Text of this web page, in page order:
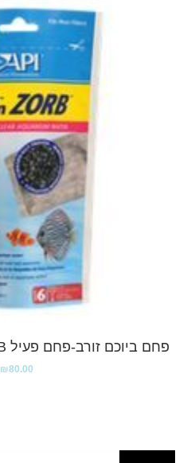
פחם ביוכם זורב-פחם פעיל API BIO CHEM ZORB
₪80.00